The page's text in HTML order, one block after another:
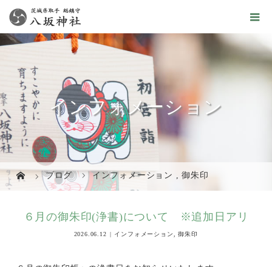
インフォメーション
ブログ インフォメーション ,御朱印
６月の御朱印(浄書)について ※追加日アリ
2026.06.12 インフォメーション ,御朱印